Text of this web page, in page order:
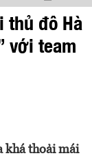
thủ đô Hà
với team
khá thoải mái